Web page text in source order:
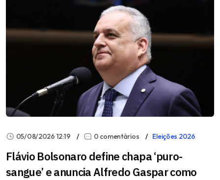
05/08/2026 12:19 0 comentários Eleições 2026
Flávio Bolsonaro define chapa ‘puro-
sangue’ e anuncia Alfredo Gaspar como